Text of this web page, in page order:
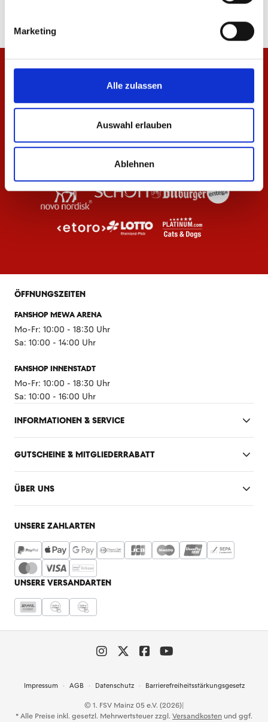
Marketing
Alle zulassen
Auswahl erlauben
Ablehnen
ÖFFNUNGSZEITEN
FANSHOP MEWA ARENA
Mo-Fr: 10:00 - 18:30 Uhr
Sa: 10:00 - 14:00 Uhr
FANSHOP INNENSTADT
Mo-Fr: 10:00 - 18:30 Uhr
Sa: 10:00 - 16:00 Uhr
INFORMATIONEN & SERVICE
GUTSCHEINE & MITGLIEDERRABATT
ÜBER UNS
UNSERE ZAHLARTEN
UNSERE VERSANDARTEN
Impressum AGB Datenschutz Barrierefreiheitsstärkungsgesetz
© 1. FSV Mainz 05 e.V. (2026)|
* Alle Preise inkl. gesetzl. Mehrwertsteuer zzgl. Versandkosten und ggf.